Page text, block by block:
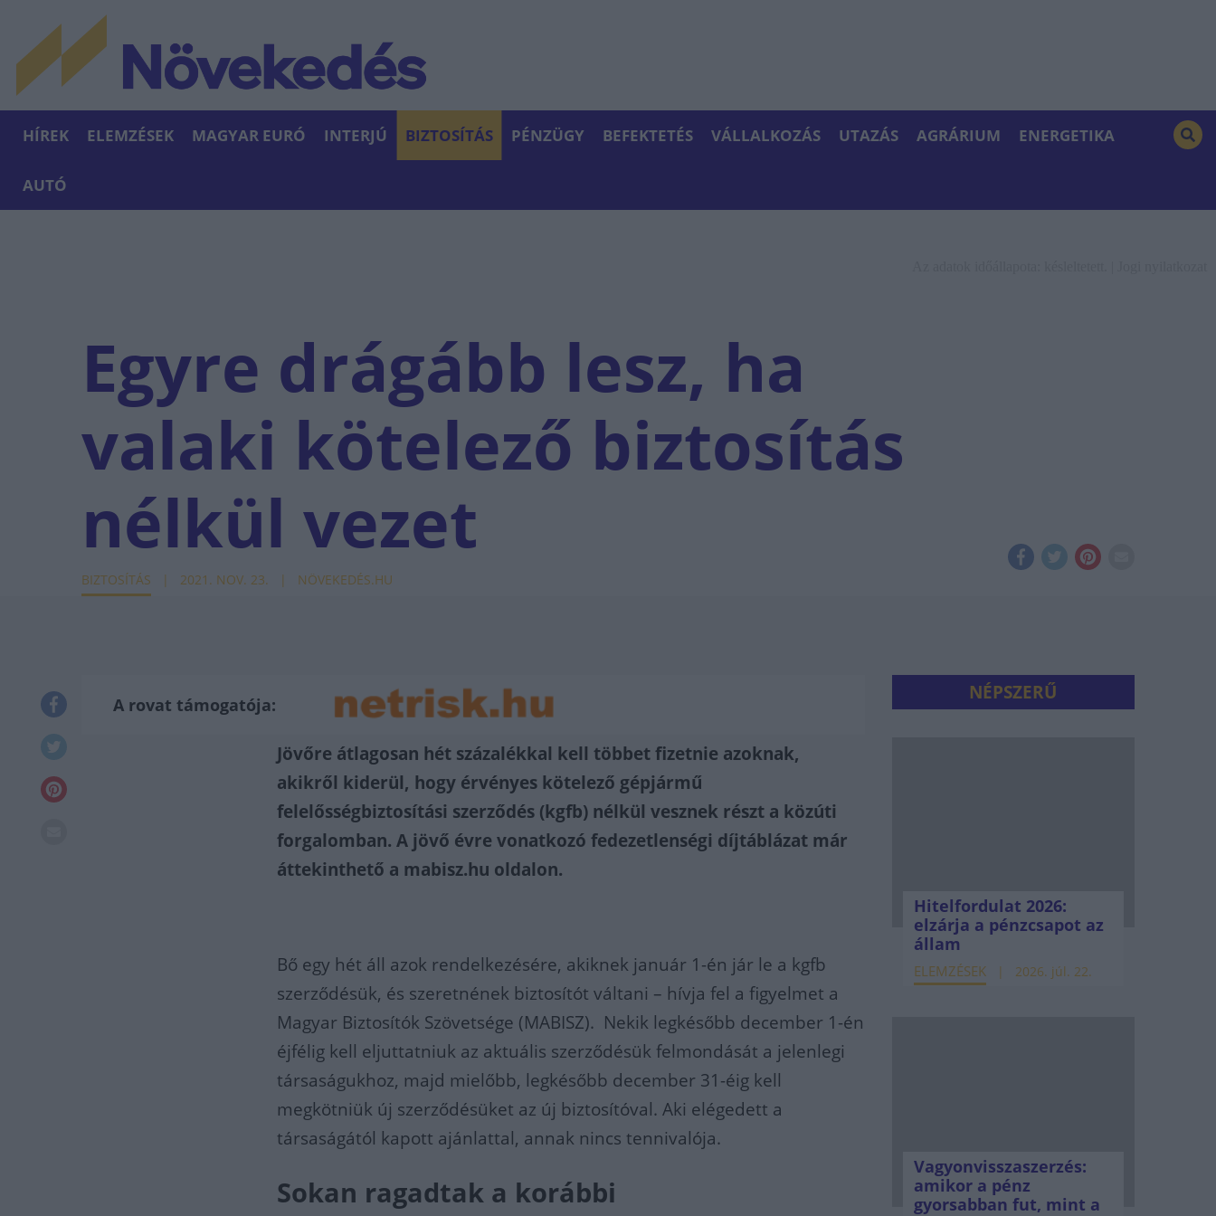
HÍREK ELEMZÉSEK MAGYAR EURÓ INTERJÚ BIZTOSÍTÁS PÉNZÜGY BEFEKTETÉS VÁLLALKOZÁS UTAZÁS AGRÁRIUM ENERGETIKA
AUTÓ
Egyre drágább lesz, ha
valaki kötelező biztosítás
nélkül vezet
BIZTOSÍTÁS 2021. NOV. 23. NÖVEKEDÉS.HU
A rovat támogatója:
Jövőre átlagosan hét százalékkal kell többet fizetnie azoknak,
akikről kiderül, hogy érvényes kötelező gépjármű
felelősségbiztosítási szerződés (kgfb) nélkül vesznek részt a közúti
forgalomban. A jövő évre vonatkozó fedezetlenségi díjtáblázat már
áttekinthető a mabisz.hu oldalon.
Bő egy hét áll azok rendelkezésére, akiknek január 1-én jár le a kgfb
szerződésük, és szeretnének biztosítót váltani – hívja fel a figyelmet a
Magyar Biztosítók Szövetsége (MABISZ). Nekik legkésőbb december 1-én
éjfélig kell eljuttatniuk az aktuális szerződésük felmondását a jelenlegi
társaságukhoz, majd mielőbb, legkésőbb december 31-éig kell
megkötniük új szerződésüket az új biztosítóval. Aki elégedett a
társaságától kapott ajánlattal, annak nincs tennivalója.
Sokan ragadtak a korábbi
NÉPSZERŰ
Hitelfordulat 2026:
elzárja a pénzcsapot az
állam
ELEMZÉSEK 2026. júl. 22.
Vagyonvisszaszerzés:
amikor a pénz
gyorsabban fut, mint a